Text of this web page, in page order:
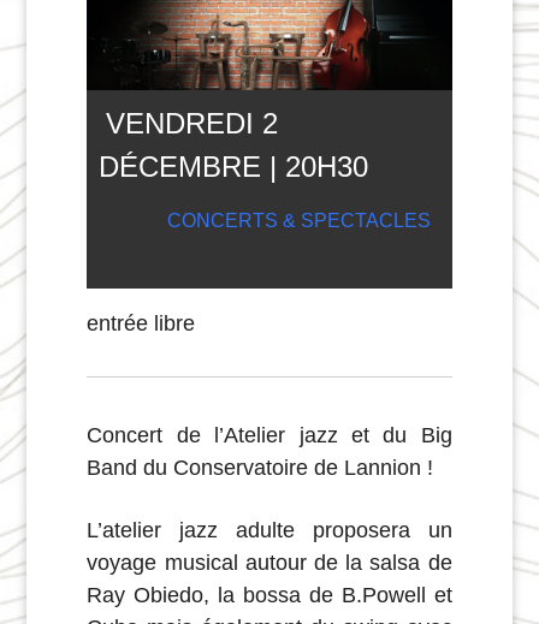
VENDREDI 2
DÉCEMBRE | 20H30
CONCERTS & SPECTACLES
entrée libre
Concert de l’Atelier jazz et du Big
Band du Conservatoire de Lannion !
L’atelier jazz adulte proposera un
voyage musical autour de la salsa de
Ray Obiedo, la bossa de B.Powell et